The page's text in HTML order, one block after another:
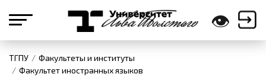
👁
ТГПУ
Факультеты и институты
Факультет иностранных языков